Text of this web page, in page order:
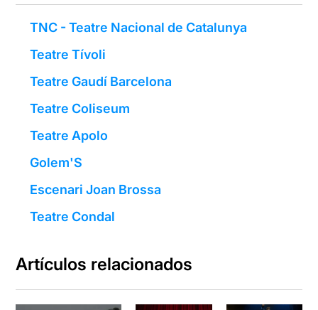
TNC - Teatre Nacional de Catalunya
Teatre Tívoli
Teatre Gaudí Barcelona
Teatre Coliseum
Teatre Apolo
Golem'S
Escenari Joan Brossa
Teatre Condal
Artículos relacionados